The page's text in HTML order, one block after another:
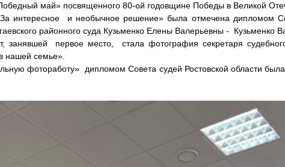
май» посвященного 80-ой годовщине Победы в Великой
и необычное решение» была отмечена дипломом
районного суда Кузьменко Елены Валерьевны - Кузьменко
первое место, стала фотография секретаря судебного
нашей семье».
фотоработу» дипломом Совета судей Ростовской области